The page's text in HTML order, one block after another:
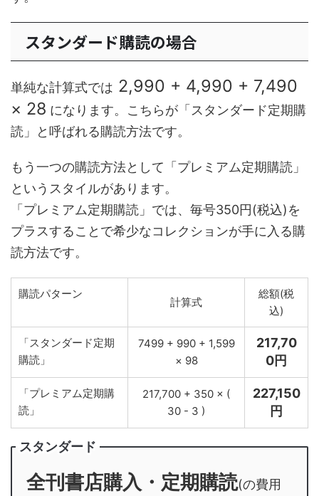
スタンダード購読の場合
単純な計算式では 2,990 + 4,990 + 7,490
× 28 になります。こちらが「スタンダード定期購
読」と呼ばれる購読方法です。
もう一つの購読方法として「プレミアム定期購読」
というスタイルがあります。
「プレミアム定期購読」では、毎号350円(税込)を
プラスすることで希少なコレクションが手に入る購
読方法です。
購読パターン
計算式
総額(税
込)
「スタンダード定期
購読」
7499 + 990 + 1,599
× 98
217,70
0円
「プレミアム定期購
読」
217,700 + 350 × (
30 - 3 )
227,150
円
スタンダード
全刊書店購入・定期購読(の費用